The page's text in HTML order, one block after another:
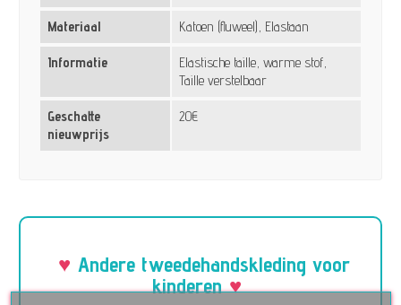
Materiaal Katoen (fluweel), Elastaan
Informatie
Elastische taille, warme stof,
Taille verstelbaar
Geschatte
nieuwprijs
20€
Andere tweedehandskleding voor
kinderen